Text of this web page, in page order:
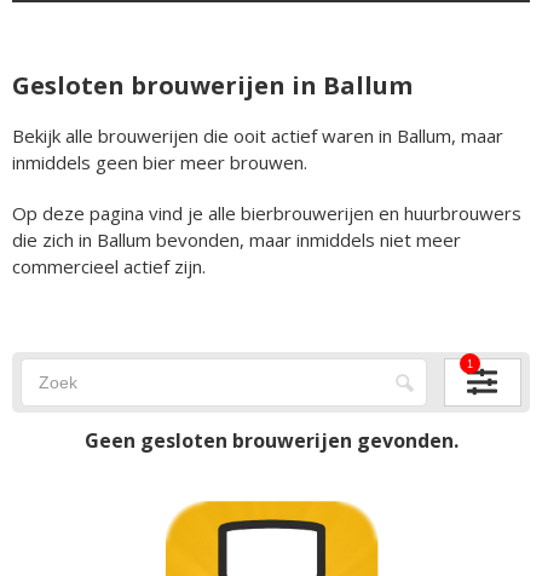
Gesloten brouwerijen in Ballum
Bekijk alle brouwerijen die ooit actief waren in Ballum, maar
inmiddels geen bier meer brouwen.
Op deze pagina vind je alle bierbrouwerijen en huurbrouwers
die zich in Ballum bevonden, maar inmiddels niet meer
commercieel actief zijn.
1
Geen gesloten brouwerijen gevonden.